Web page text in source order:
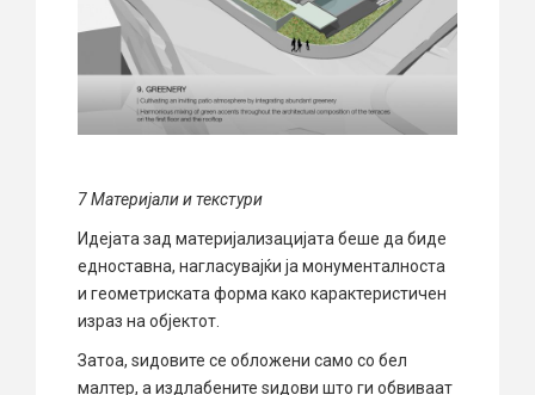
7 Материјали и текстури
Идејата зад материјализацијата беше да биде
едноставна, нагласувајќи ја монументалноста
и геометриската форма како карактеристичен
израз на објектот.
Затоа, ѕидовите се обложени само со бел
малтер, а издлабените ѕидови што ги обвиваат